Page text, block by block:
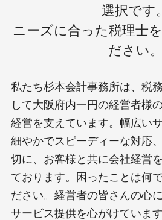
選択です。
ニーズに合った税理士
ださい。
私たち杉本会計事務所は、税
して大阪府内一円の経営者様
経営を支えています。幅広い
細やかでスピーディーな対応
切に、お客様と共に会社経営
ております。困ったことは何
ださい。経営者の皆さんの心
サービス提供を心がけています